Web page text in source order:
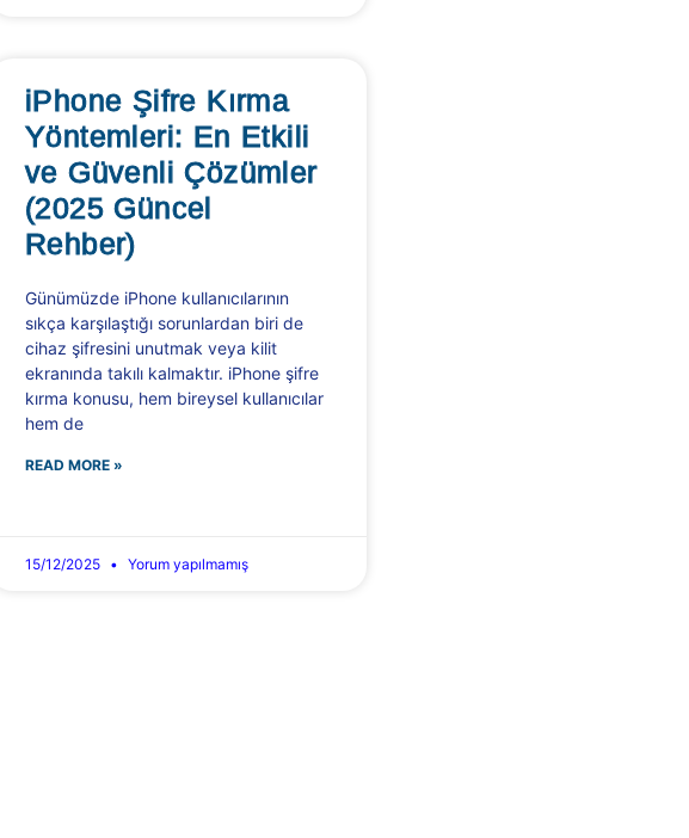
iPhone Şifre Kırma
Yöntemleri: En Etkili
ve Güvenli Çözümler
(2025 Güncel
Rehber)
Günümüzde iPhone kullanıcılarının
sıkça karşılaştığı sorunlardan biri de
cihaz şifresini unutmak veya kilit
ekranında takılı kalmaktır. iPhone şifre
kırma konusu, hem bireysel kullanıcılar
hem de
READ MORE »
15/12/2025 Yorum yapılmamış